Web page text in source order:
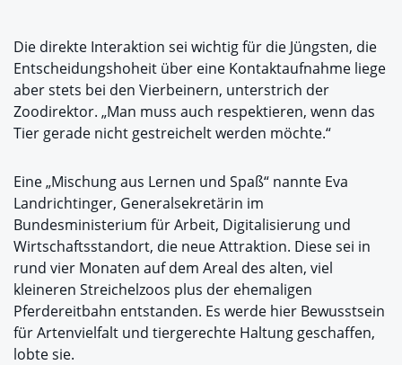
Die direkte Interaktion sei wichtig für die Jüngsten, die
Entscheidungshoheit über eine Kontaktaufnahme liege
aber stets bei den Vierbeinern, unterstrich der
Zoodirektor. „Man muss auch respektieren, wenn das
Tier gerade nicht gestreichelt werden möchte.“
Eine „Mischung aus Lernen und Spaß“ nannte Eva
Landrichtinger, Generalsekretärin im
Bundesministerium für Arbeit, Digitalisierung und
Wirtschaftsstandort, die neue Attraktion. Diese sei in
rund vier Monaten auf dem Areal des alten, viel
kleineren Streichelzoos plus der ehemaligen
Pferdereitbahn entstanden. Es werde hier Bewusstsein
für Artenvielfalt und tiergerechte Haltung geschaffen,
lobte sie.